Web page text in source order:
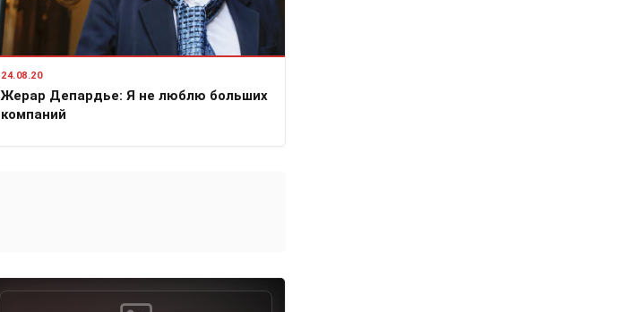
24.08.20
Жерар Депардье: Я не люблю больших
компаний